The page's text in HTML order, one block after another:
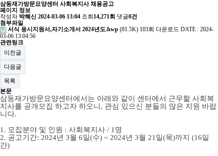
삼동재가방문요양센터 사회복지사 채용공고
페이지 정보
작성자 박혜신 2024-03-06 13:04 조회 14,271회 댓글0건
첨부파일
서식 응시지원서,자기소개서 2024년도.hwp (81.5K) 103회 다운로드 DATE : 2024-
03-06 13:04:56
관련링크
이전글
다음글
목록
본문
삼동재가방문요양센터에서는 아래와 같이 센터에서 근무할 사회복
지사를 공개모집 하고자 하오니 , 관심 있으신 분들의 많은 지원 바랍
니다.
1. 모집분야 및 인원 : 사회복지사 / 1 명
2. 공고기간: 2024년 3월 6일(수) ~ 2024년 3월 21 일(목)까지 (16일
간)